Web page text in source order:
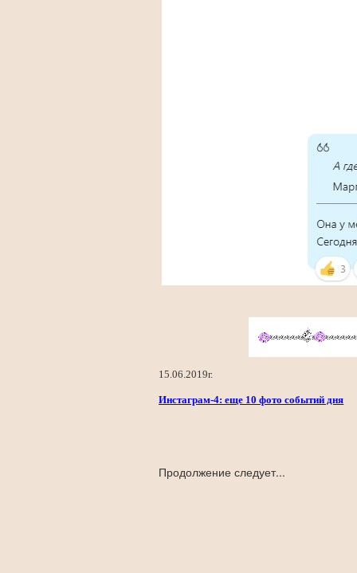
15.06.2019г.
Инстаграм-4: еще 10 фото событий дня
Продолжение следует...